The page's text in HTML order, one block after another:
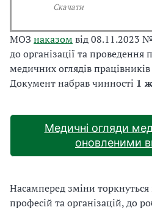
Скачати
МОЗ наказомвід 08.11.2023
до організації та проведення
медичних оглядів
Документ набрав чинності 1
Медичні огляди
оновленими
Насамперед зміни торкнуться
професій та організацій, до